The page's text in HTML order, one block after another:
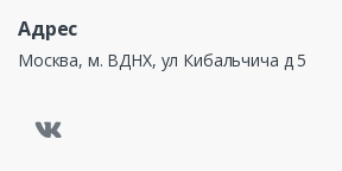
Адрес
Москва, м. ВДНХ, ул Кибальчича д 5